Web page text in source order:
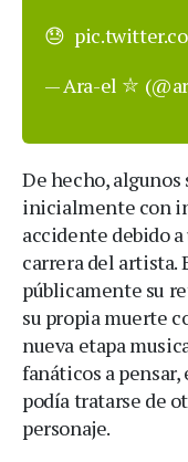
😓
— Ara-el ⛥
De hecho,
inicialmente con
accidente debido
carrera del artista.
públicamente su
su propia muerte
nueva etapa
fanáticos a
podía tratarse de
personaje.